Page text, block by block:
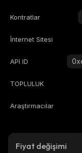
Kontratlar
İnternet Sitesi
API ID
TOPLULUK
Araştırmacılar
Fiyat değişimi